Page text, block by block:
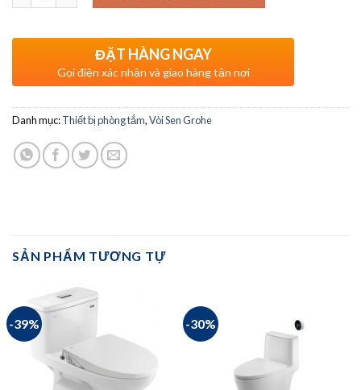
ĐẶT HÀNG NGAY
Gọi điện xác nhận và giao hàng tận nơi
Danh mục:Thiết bị phòng tắm,Vòi Sen Grohe
SẢN PHẨM TƯƠNG TỰ
-39% -30%